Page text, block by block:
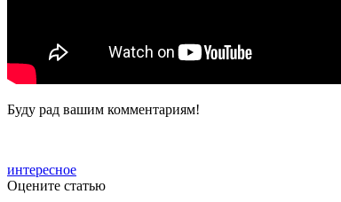
Буду рад вашим комментариям!
интересное
Оцените статью